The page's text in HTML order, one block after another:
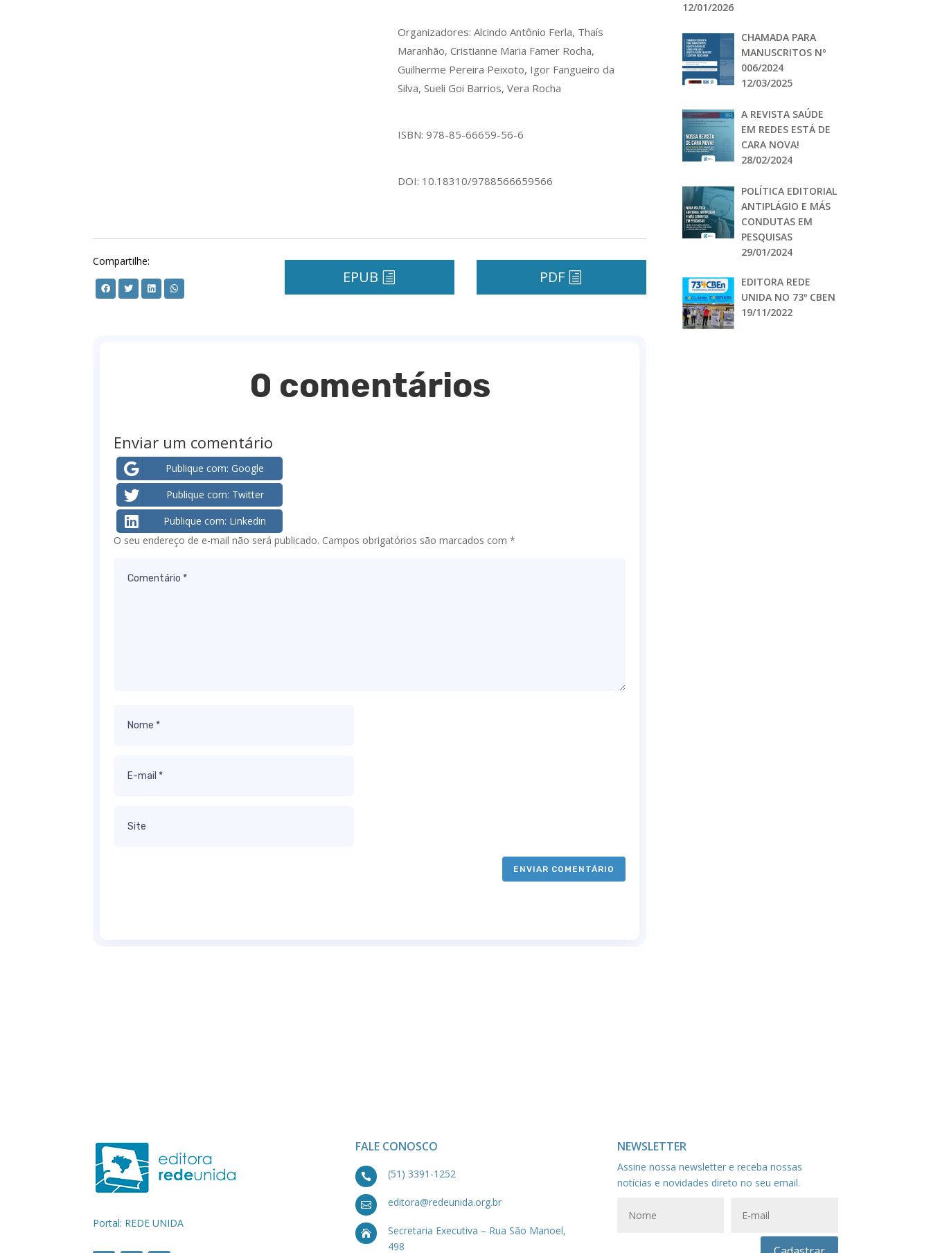
Organizadores: Alcindo Antônio Ferla, Thaís
Maranhão, Cristianne Maria Famer Rocha,
Guilherme Pereira Peixoto, Igor Fangueiro da
Silva, Sueli Goi Barrios, Vera Rocha
ISBN: 978-85-66659-56-6
DOI: 10.18310/9788566659566
Compartilhe:
EPUB PDF
0 comentários
Enviar um comentário
Publique com: Google
Publique com: Twitter
Publique com: Linkedin
O seu endereço de e-mail não será publicado. Campos obrigatórios são marcados com*
ENVIAR COMENTÁRIO
12/01/2026
CHAMADA PARA
MANUSCRITOS Nº
006/2024
12/03/2025
A REVISTA SAÚDE
EM REDES ESTÁ DE
CARA NOVA!
28/02/2024
POLÍTICA EDITORIAL
ANTIPLÁGIO E MÁS
CONDUTAS EM
PESQUISAS
29/01/2024
EDITORA REDE
UNIDA NO 73º CBEN
19/11/2022
Portal: REDE UNIDA
FALE CONOSCO
 (51) 3391-1252
 editora@redeunida.org.br

Secretaria Executiva – Rua São Manoel,
498
NEWSLETTER
Assine nossa newsletter e receba nossas
notícias e novidades direto no seu email.